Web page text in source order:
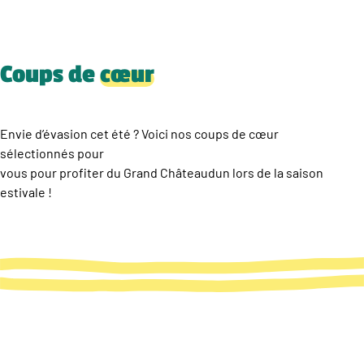
Coups decœur
Envie d’évasion cet été ? Voici nos coups de cœur
sélectionnés pour
vous pour profiter du Grand Châteaudun lors de la saison
estivale !